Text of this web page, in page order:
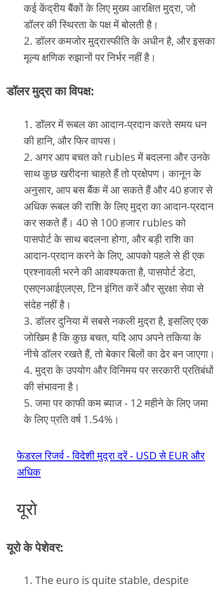
कई केंद्रीय बैंकों के लिए मुख्य आरक्षित मुद्रा, जो
डॉलर की स्थिरता के पक्ष में बोलती है।
डॉलर कमजोर मुद्रास्फीति के अधीन है, और इसका
मूल्य क्षणिक रुझानों पर निर्भर नहीं है।
डॉलर मुद्रा का विपक्ष:
डॉलर में रूबल का आदान-प्रदान करते समय धन
की हानि, और फिर वापस।
अगर आप बचत को rubles में बदलना और उनके
साथ कुछ खरीदना चाहते हैं तो प्रक्षेपण। कानून के
अनुसार, आप बस बैंक में आ सकते हैं और 40 हजार से
अधिक रूबल की राशि के लिए मुद्रा का आदान-प्रदान
कर सकते हैं। 40 से 100 हजार rubles को
पासपोर्ट के साथ बदलना होगा, और बड़ी राशि का
आदान-प्रदान करने के लिए, आपको पहले से ही एक
प्रश्नावली भरने की आवश्यकता है, पासपोर्ट डेटा,
एसएनआईएलएस, टिन इंगित करें और सुरक्षा सेवा से
संदेह नहीं है।
डॉलर दुनिया में सबसे नकली मुद्रा है, इसलिए एक
जोखिम है कि कुछ बचत, यदि आप अपने तकिया के
नीचे डॉलर रखते हैं, तो बेकार बिलों का ढेर बन जाएगा।
मुद्रा के उपयोग और विनिमय पर सरकारी प्रतिबंधों
की संभावना है।
जमा पर काफी कम ब्याज - 12 महीने के लिए जमा
के लिए प्रति वर्ष 1.54%।
फेडरल रिजर्व - विदेशी मुद्रा दरें - USD से EUR और
अधिक
यूरो
यूरो के पेशेवर:
The euro is quite stable, despite